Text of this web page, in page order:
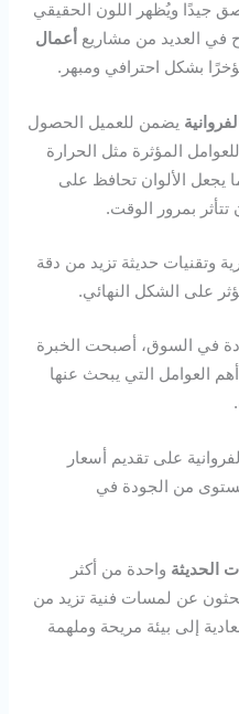
جيدًا ويُظهر اللون الحقيقي
في العديد من مشاريع
أعمال
بشكل احترافي ومبهر.
يضمن للعميل الحصول
المؤثرة مثل الحرارة
يجعل الألوان تحافظ على
تتأثر بمرور الوقت.
وتقنيات حديثة تزيد من دقة
على الشكل النهائي.
في السوق، أصبحت الخبرة
أهم العوامل التي يبحث عنها
على تقديم أسعار
من الجودة في
الحديثة واحدة من أكثر
عن لمسات فنية تزيد من
إلى بيئة مريحة وملهمة